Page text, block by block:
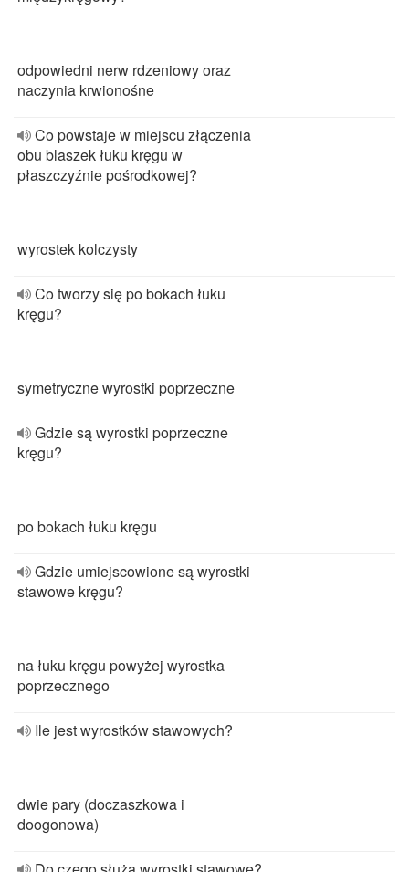
odpowiedni nerw rdzeniowy oraz
naczynia krwionośne
Co powstaje w miejscu złączenia
obu blaszek łuku kręgu w
płaszczyźnie pośrodkowej?
wyrostek kolczysty
Co tworzy się po bokach łuku
kręgu?
symetryczne wyrostki poprzeczne
Gdzie są wyrostki poprzeczne
kręgu?
po bokach łuku kręgu
Gdzie umiejscowione są wyrostki
stawowe kręgu?
na łuku kręgu powyżej wyrostka
poprzecznego
Ile jest wyrostków stawowych?
dwie pary (doczaszkowa i
doogonowa)